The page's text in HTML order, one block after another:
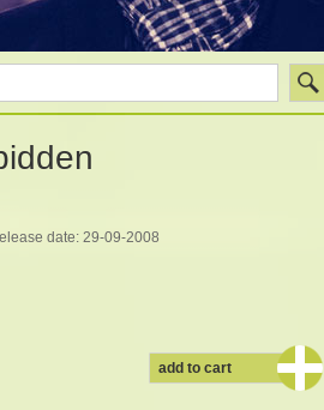
date: 29-09-2008
add to cart